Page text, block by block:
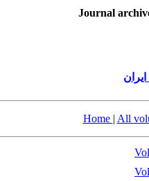
Journal
Home | All